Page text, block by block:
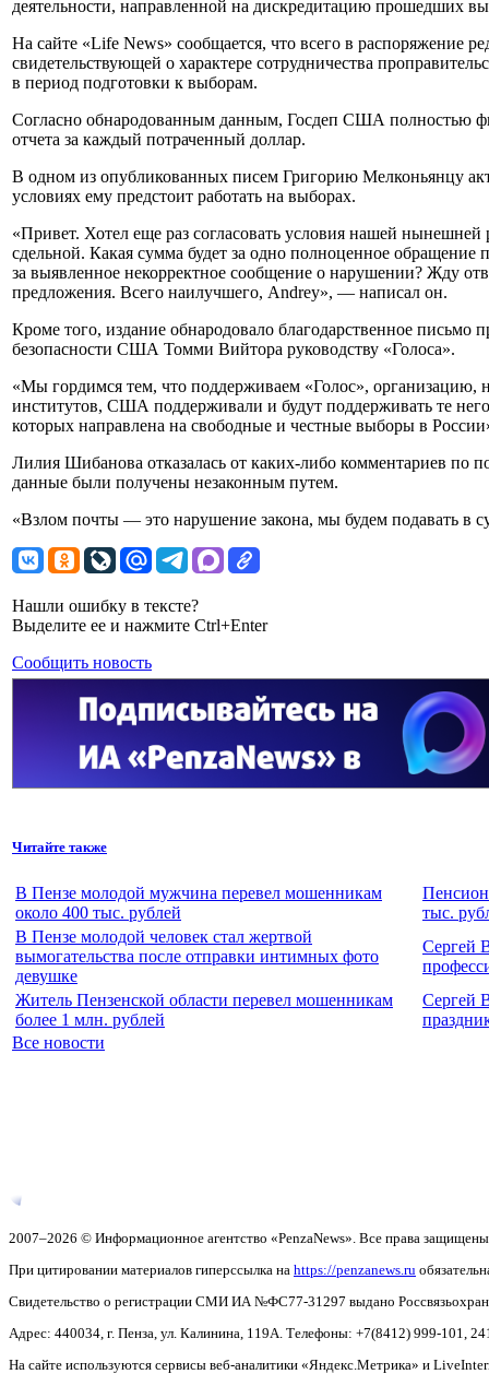
деятельности, направленной на дискредитацию прошедших
На сайте «Life News» сообщается, что всего в распоряжение
свидетельствующей о характере сотрудничества
в период подготовки к выборам.
Согласно обнародованным данным, Госдеп США полностью
отчета за каждый потраченный доллар.
В одном из опубликованных писем Григорию Мелконьянцу
условиях ему предстоит работать на выборах.
«Привет. Хотел еще раз согласовать условия нашей
сдельной. Какая сумма будет за одно полноценное
за выявленное некорректное сообщение о нарушении? Жду
предложения. Всего наилучшего, Andrey», — написал он.
Кроме того, издание обнародовало благодарственное письмо
безопасности США Томми Вийтора руководству «Голоса».
«Мы гордимся тем, что поддерживаем «Голос», организацию,
институтов, США поддерживали и будут поддерживать те
которых направлена на свободные и честные выборы в
Лилия Шибанова отказалась от каких-либо комментариев по
данные были получены незаконным путем.
«Взлом почты — это нарушение закона, мы будем подавать в
Нашли ошибку в тексте?
Выделите ее и нажмите Ctrl+Enter
Сообщить новость
Читайте также
В Пензе молодой мужчина перевел мошенникам
около 400 тыс. рублей
тыс.
В Пензе молодой человек стал жертвой
вымогательства после отправки интимных фото
девушке
Сергей
Житель Пензенской области перевел мошенникам
более 1 млн. рублей
Сергей
Все новости
2007–2026 © Информационное агентство «PenzaNews». Все права
При цитировании материалов гиперссылка на https://penzanews.ru
Свидетельство о регистрации СМИ ИА №ФС77-31297 выдано
Адрес: 440034, г. Пенза, ул. Калинина, 119А. Телефоны: +7(8412) 999-101,
На сайте используются сервисы веб-аналитики «Яндекс.Метрика» и